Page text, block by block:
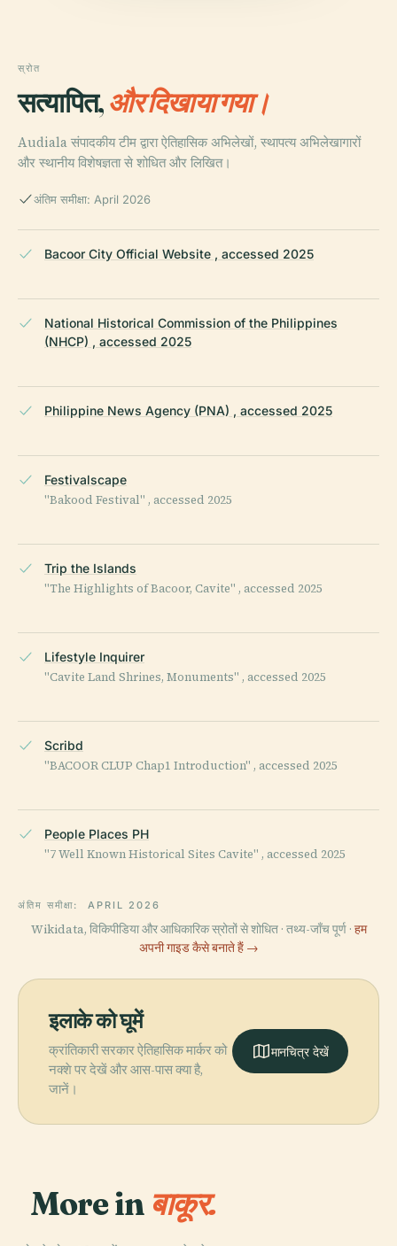
स्रोत
सत्यापित,और दिखाया गया।
Audiala संपादकीय टीम द्वारा ऐतिहासिक अभिलेखों, स्थापत्य अभिलेखागारों
और स्थानीय विशेषज्ञता से शोधित और लिखित।
अंतिम समीक्षा: April 2026
Bacoor City Official Website , accessed 2025
National Historical Commission of the Philippines
(NHCP) , accessed 2025
Philippine News Agency (PNA) , accessed 2025
Festivalscape
"Bakood Festival" , accessed 2025
Trip the Islands
"The Highlights of Bacoor, Cavite" , accessed 2025
Lifestyle Inquirer
"Cavite Land Shrines, Monuments" , accessed 2025
Scribd
"BACOOR CLUP Chap1 Introduction" , accessed 2025
People Places PH
"7 Well Known Historical Sites Cavite" , accessed 2025
अंतिम समीक्षा: APRIL 2026
Wikidata, विकिपीडिया और आधिकारिक स्रोतों से शोधित · तथ्य-जाँच पूर्ण · हम
अपनी गाइड कैसे बनाते हैं →
इलाके को घूमें
क्रांतिकारी सरकार ऐतिहासिक मार्कर को
नक्शे पर देखें और आस-पास क्या है,
जानें।
मानचित्र देखें
More in बाकूर.